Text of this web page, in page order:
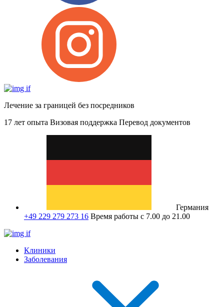
Лечение за границей без посредников
17 лет опыта Визовая поддержка Перевод документов
Германия
+49 229 279 273 16 Время работы с 7.00 до 21.00
Клиники
Заболевания